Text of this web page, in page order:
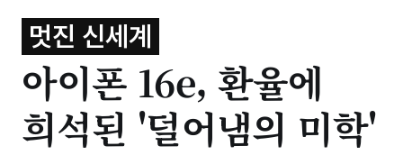
멋진 신세계
아이폰 16e, 환율에
희석된 '덜어냄의 미학'